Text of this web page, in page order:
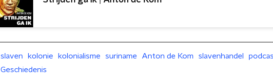
slaven kolonie kolonialisme suriname Anton de Kom slavenhandel
Geschiedenis